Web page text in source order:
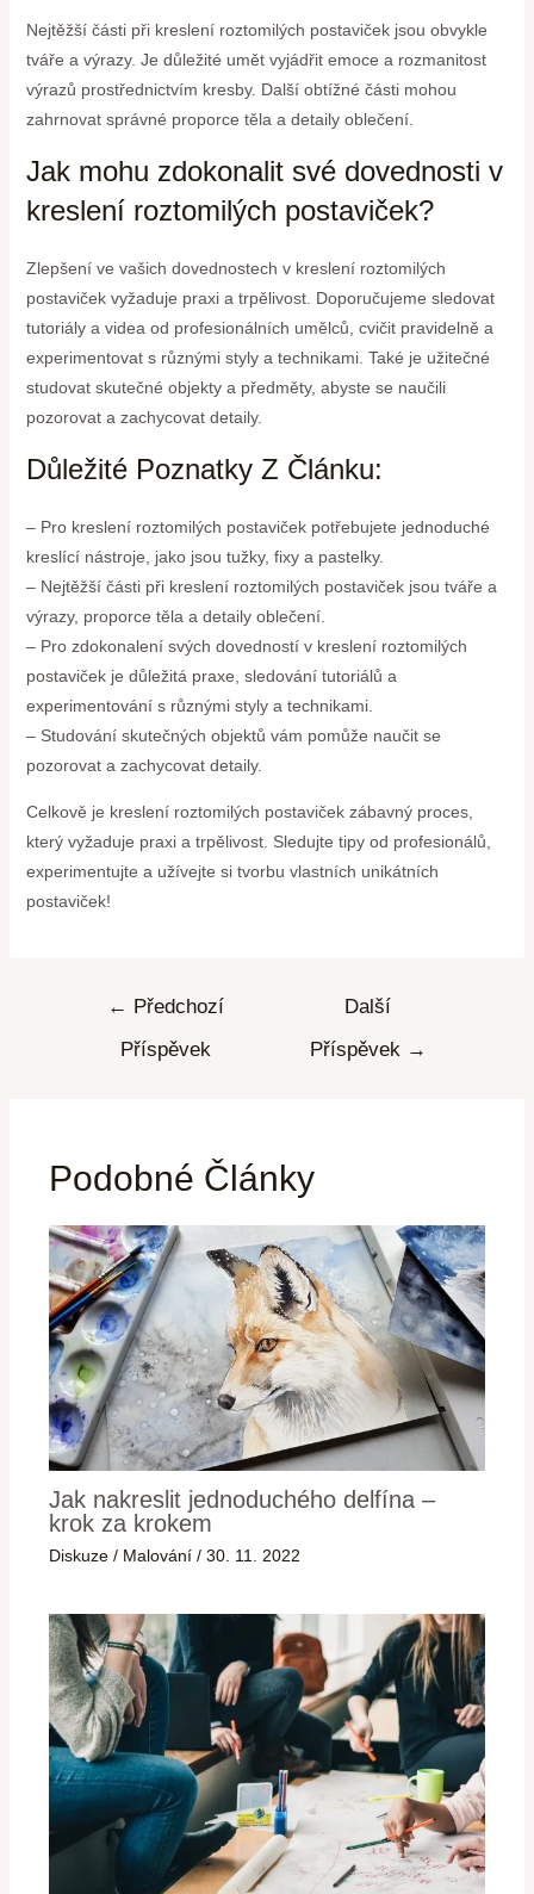
Nejtěžší části při kreslení roztomilých postaviček jsou obvykle
tváře a výrazy. Je důležité umět vyjádřit emoce a rozmanitost
výrazů prostřednictvím kresby. Další obtížné části mohou
zahrnovat správné proporce těla a detaily oblečení.
Jak mohu zdokonalit své dovednosti v
kreslení roztomilých postaviček?
Zlepšení ve vašich dovednostech v kreslení roztomilých
postaviček vyžaduje praxi a trpělivost. Doporučujeme sledovat
tutoriály a videa od profesionálních umělců, cvičit pravidelně a
experimentovat s různými styly a technikami. Také je užitečné
studovat skutečné objekty a předměty, abyste se naučili
pozorovat a zachycovat detaily.
Důležité Poznatky Z Článku:
– Pro kreslení roztomilých postaviček potřebujete jednoduché
kreslící nástroje, jako jsou tužky, fixy a pastelky.
– Nejtěžší části při kreslení roztomilých postaviček jsou tváře a
výrazy, proporce těla a detaily oblečení.
– Pro zdokonalení svých dovedností v kreslení roztomilých
postaviček je důležitá praxe, sledování tutoriálů a
experimentování s různými styly a technikami.
– Studování skutečných objektů vám pomůže naučit se
pozorovat a zachycovat detaily.
Celkově je kreslení roztomilých postaviček zábavný proces,
který vyžaduje praxi a trpělivost. Sledujte tipy od profesionálů,
experimentujte a užívejte si tvorbu vlastních unikátních
postaviček!
← Předchozí
Příspěvek
Další
Příspěvek →
Podobné Články
Jak nakreslit jednoduchého delfína –
krok za krokem
Diskuze / Malování /30. 11. 2022